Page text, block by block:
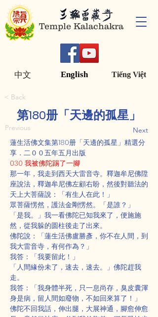
Temple Kalachakra
English Tiếng Việt
中文
< Back
第180册「天邊的孤星」
Previous Next
蓮生活佛文集第180册「天邊的孤星」精選分
享．二００五年五月出版
030 我被佛陀踢了一腳
那一年，我走到西天大雷音寺。釋迦牟尼佛陞
座說法，釋迦牟尼佛左顧右盼，然後對聽法的
天上大菩薩說：「有生人在此！」
眾菩薩愣然，護法金剛愣然。「是誰？」
「是我。」我一看佛陀已知我來了，便施施
然，從我躲的圆柱後走了出來。
佛陀說：「蓮生活佛盧勝彥，你不在人間，到
我大雷音寺，有何作為？」
我答：「我要留此！」
「人間緣份未了，速去，速去。」佛陀趕我
走。
我答：「我身體半死，只一息尚存，臭皮囊渾
身是病，留人間如廢物，不如回來算了！」
佛陀不回我話，伸出腿，大展神通，腳愈伸愈